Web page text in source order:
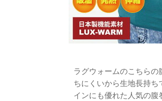
ラグウォームのこちら
ちにくいから生地長持
インにも優れた人気の腹